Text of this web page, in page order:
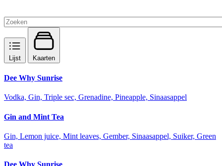
Lijst Kaarten
Dee Why Sunrise
Vodka, Gin, Triple sec, Grenadine, Pineapple, Sinaasappel
Gin and Mint Tea
Gin, Lemon juice, Mint leaves, Gember, Sinaasappel, Suiker, Green
tea
Dee Why Sunrise